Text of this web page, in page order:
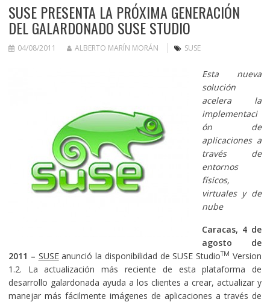
SUSE PRESENTA LA PRÓXIMA GENERACIÓN
DEL GALARDONADO SUSE STUDIO
04/08/2011 ALBERTO MARÍN MORÁN SUSE
Esta nueva
solución
acelera la
implementaci
ón de
aplicaciones a
través de
entornos
físicos,
virtuales y de
nube
Caracas, 4 de
agosto de
2011 – SUSEanunció la disponibilidad de SUSE StudioTM Version
1.2. La actualización más reciente de esta plataforma de
desarrollo galardonada ayuda a los clientes a crear, actualizar y
manejar más fácilmente imágenes de aplicaciones a través de